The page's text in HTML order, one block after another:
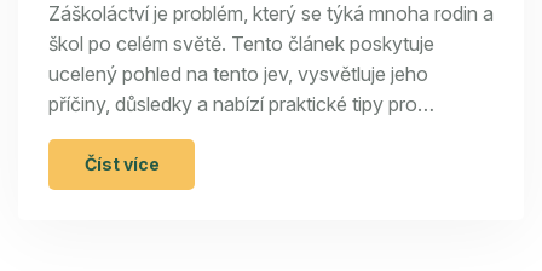
Záškoláctví je problém, který se týká mnoha rodin a
škol po celém světě. Tento článek poskytuje
ucelený pohled na tento jev, vysvětluje jeho
příčiny, důsledky a nabízí praktické tipy pro
prevenci a řešení. Zabýváme se i tím, jaký dopad
může mít záškoláctví na život dítěte a jaké kroky
mohou podniknout rodiče a pedagogové k
Číst více